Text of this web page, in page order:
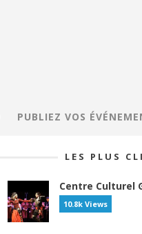
PUBLIEZ VOS
LES PLUS
Centre Culturel
10.8k Views